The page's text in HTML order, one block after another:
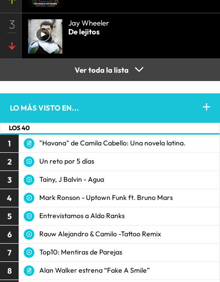
3
Jay Wheeler
De lejitos
Ver toda la lista
LO MÁS VISTO EN...
LOS 40
1 "Havana" de Camila Cabello: Una novela latina.
2 Un reto por 5 días
3 Tainy, J Balvin - Agua
4 Mark Ronson - Uptown Funk ft. Bruno Mars
5 Entrevistamos a Aldo Ranks
6 Rauw Alejandro & Camilo -Tattoo Remix
7 Top10: Mentiras de Parejas
8 Alan Walker estrena “Fake A Smile”